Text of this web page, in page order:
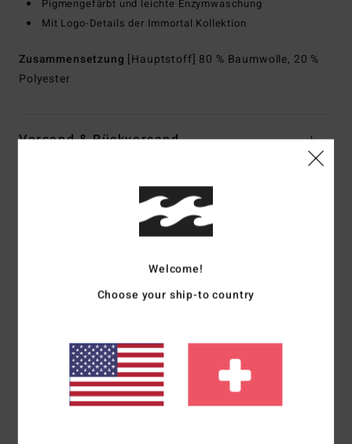
Pigmengefärbt und leichte Enzymwaschung
Mit Logo-Details der Immortal Kollektion
Zusammensetzung [Hauptstoff] 80 % Baumwolle, 20 %
Polyester
Versand & Rückversand
Kundenbewertungen
Durchschnittliche Bewertung
5.0/5
basierend auf1 verifizierten Bewertungen
100% unserer Kunden empfehlen dieses Produkt
Komfort
Preis-Leistungs-Verhältnis
Welcome!
Choose your ship-to country